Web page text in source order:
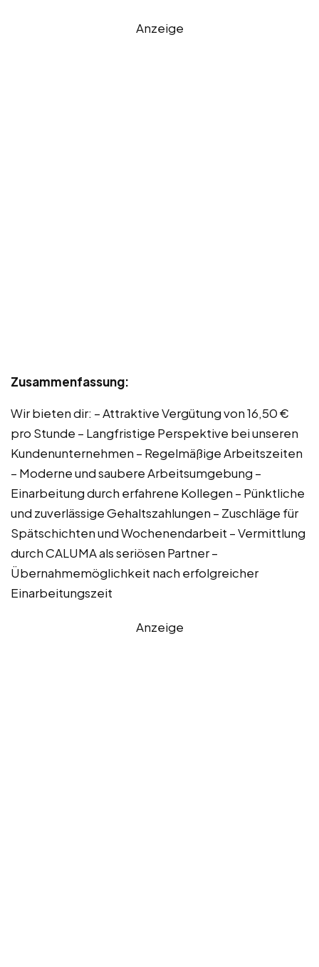
Anzeige
Zusammenfassung:
Wir bieten dir: – Attraktive Vergütung von 16,50 €
pro Stunde – Langfristige Perspektive bei unseren
Kundenunternehmen – Regelmäßige Arbeitszeiten
– Moderne und saubere Arbeitsumgebung –
Einarbeitung durch erfahrene Kollegen – Pünktliche
und zuverlässige Gehaltszahlungen – Zuschläge für
Spätschichten und Wochenendarbeit – Vermittlung
durch CALUMA als seriösen Partner –
Übernahmemöglichkeit nach erfolgreicher
Einarbeitungszeit
Anzeige